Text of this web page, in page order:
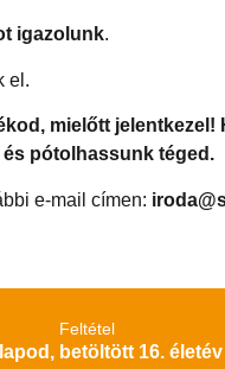
igazolunk.
el.
mielőtt
pótolhassunk téged.
e-mail címen:
Feltétel
betöltött 16.